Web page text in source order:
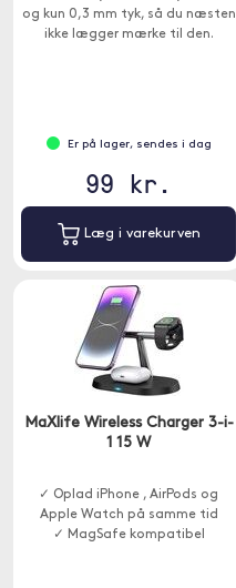
og kun 0,3 mm tyk, så du næsten
ikke lægger mærke til den.
Er på lager, sendes i dag
99 kr.
Læg i varekurven
MaXlife Wireless Charger 3-i-
1 15 W
✓ Oplad iPhone , AirPods og
Apple Watch på samme tid
✓ MagSafe kompatibel